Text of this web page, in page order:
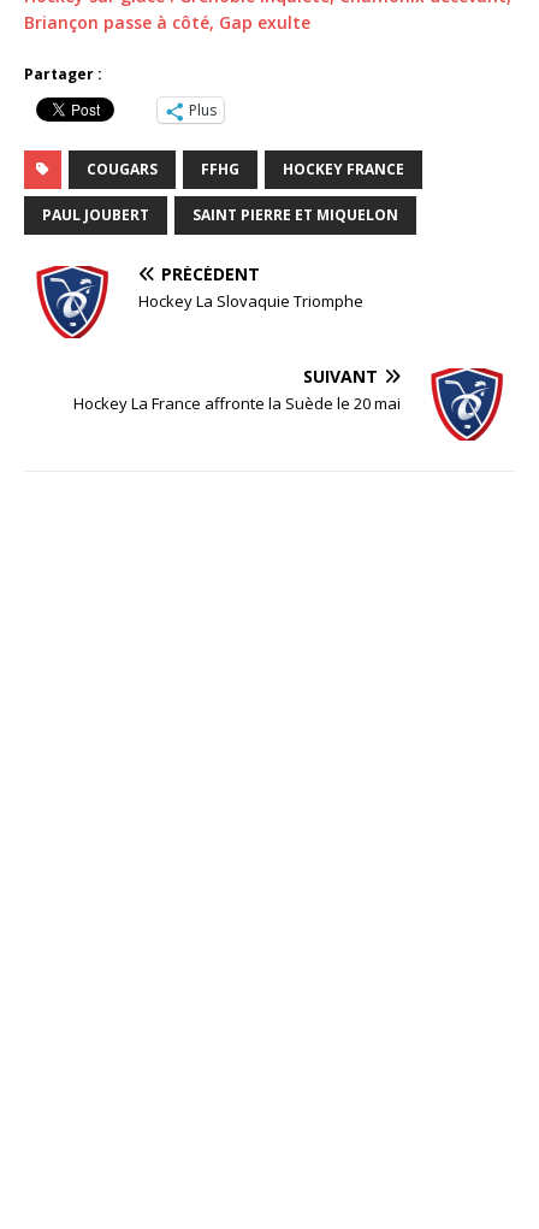
Briançon passe à côté, Gap exulte
Partager :
Plus
COUGARS FFHG HOCKEY FRANCE
PAUL JOUBERT SAINT PIERRE ET MIQUELON
PRÉCÉDENT
Hockey La Slovaquie Triomphe
SUIVANT
Hockey La France affronte la Suède le 20 mai